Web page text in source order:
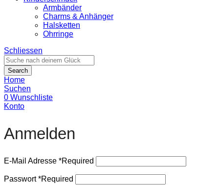
Armbänder
Charms & Anhänger
Halsketten
Ohrringe
Schliessen
Search
Home
Suchen
0 Wunschliste
Konto
Anmelden
E-Mail Adresse *Required
Passwort*Required